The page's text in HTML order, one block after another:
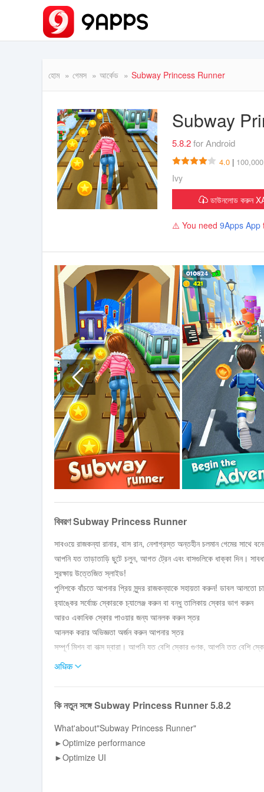
হোম গেমস আর্কেড Subway Princess Runner
Subway
5.8.2for Android
4.0 |
Ivy
ডাউনলোড করুন
⚠️ You need 9Apps App
বিবরণ Subway Princess Runner
সাবওয়ে রাজকন্যা রানার, বাস রান, নেশাগ্রস্ত অন্তহীন চলমান গেমের সাথে
আপনি যত তাড়াতাড়ি ছুটে চলুন, আগত ট্রেন এবং বাসগুলিকে ধাক্কা দিন।
সুরক্ষায় উত্তেজিত স্লাইড!
পুলিশকে বাঁচতে আপনার প্রিয় সুন্দর রাজকন্যাকে সহায়তা করুন! ডাবল আলতো
র‌্যাঙ্কের সর্বোচ্চ স্কোরকে চ্যালেঞ্জ করুন বা বন্ধু তালিকায় স্কোর ভাগ করুন
আরও একাধিক স্কোর পাওয়ার জন্য আনলক করুন স্তর
আনলক করার অভিজ্ঞতা অর্জন করুন আপনার স্তর
সম্পূর্ণ মিশন বা বাক্স দ্বারা। আপনি যত বেশি স্কোর গুণক, আপনি তত বেশি
সাবওয়ে প্রিন্সেস রানার একটি দুর্দান্ত অফ রানার হ'ল সুন্দর রাজকন্যাকে
কীভাবে খেলবেন:
সম্পূর্ণ মিশন বা বাক্সের মাধ্যমে অভিজ্ঞতা অর্জন করুন
প্রতিক্রিয়াশীল নিয়ন্ত্রণের সাথে সর্বাধিক স্কোর, অগ্রিম ডজ করুন
প্রপ ব্যবহার করতে শিখুন, এটিকে আপগ্রেড করুন পাওয়ার আপ ডুরটিও বাড়ান
अधिक
কি নতুন সঙ্গে Subway Princess Runner 5.8.2
What'about"Subway Princess Runner"
►Optimize performance
►Optimize UI